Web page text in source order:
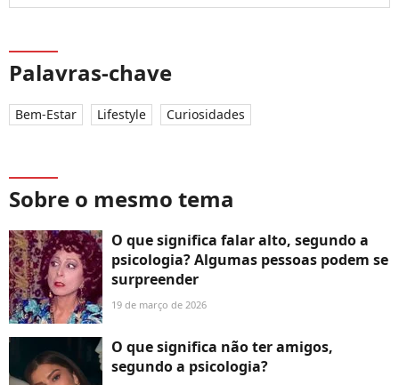
Palavras-chave
Bem-Estar Lifestyle Curiosidades
Sobre o mesmo tema
O que significa falar alto, segundo a
psicologia? Algumas pessoas podem se
surpreender
19 de março de 2026
O que significa não ter amigos,
segundo a psicologia?